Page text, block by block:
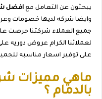
يبحثون عن التعامل مع افضل
وايضا شركه لديها خصومات
جميع العملاء شركتنا حرصت
لعملائنا الكرام عروض دوريه
على توفير اسعار مناسبه
ماهي مميزات
بالدمام ؟